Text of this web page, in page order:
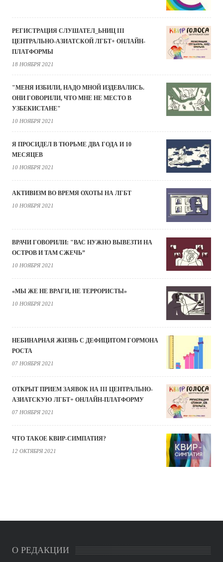
РЕГИСТРАЦИЯ СЛУШАТЕЛ_ЬНИЦ III
ЦЕНТРАЛЬНО-АЗИАТСКОЙ ЛГБТ+ ОНЛАЙН-
ПЛАТФОРМЫ
18 НОЯБРЯ 2021
"МЕНЯ ИЗБИЛИ, НАДО МНОЙ ИЗДЕВАЛИСЬ.
ОНИ ГОВОРИЛИ, ЧТО МНЕ НЕ МЕСТО В
УЗБЕКИСТАНЕ"
10 НОЯБРЯ 2021
Я ПРОСИДЕЛ В ТЮРЬМЕ ДВА ГОДА И 10
МЕСЯЦЕВ
10 НОЯБРЯ 2021
АКТИВИЗМ ВО ВРЕМЯ ОХОТЫ НА ЛГБТ
10 НОЯБРЯ 2021
ВРАЧИ ГОВОРИЛИ: "ВАС НУЖНО ВЫВЕЗТИ НА
ОСТРОВ И ТАМ СЖЕЧЬ”
10 НОЯБРЯ 2021
«МЫ ЖЕ НЕ ВРАГИ, НЕ ТЕРРОРИСТЫ»
10 НОЯБРЯ 2021
НЕБИНАРНАЯ ЖИЗНЬ С ДЕФИЦИТОМ ГОРМОНА
РОСТА
07 НОЯБРЯ 2021
ОТКРЫТ ПРИЕМ ЗАЯВОК НА III ЦЕНТРАЛЬНО-
АЗИАТСКУЮ ЛГБТ+ ОНЛАЙН-ПЛАТФОРМУ
07 НОЯБРЯ 2021
ЧТО ТАКОЕ КВИР-СИМПАТИЯ?
12 ОКТЯБРЯ 2021
О РЕДАКЦИИ